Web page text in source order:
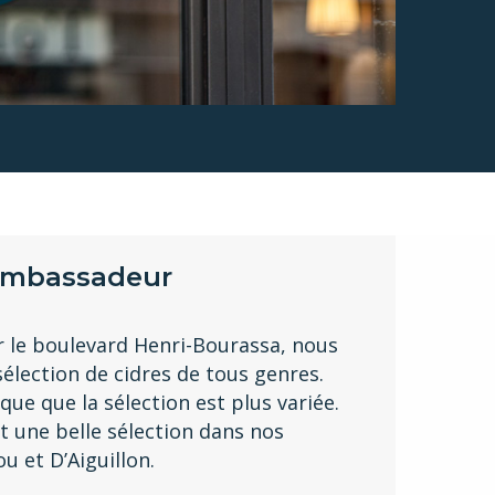
boulevard Henri-Bourassa, nous
de cidres de tous genres.
que la sélection est plus variée.
une belle sélection dans nos
et D’Aiguillon.